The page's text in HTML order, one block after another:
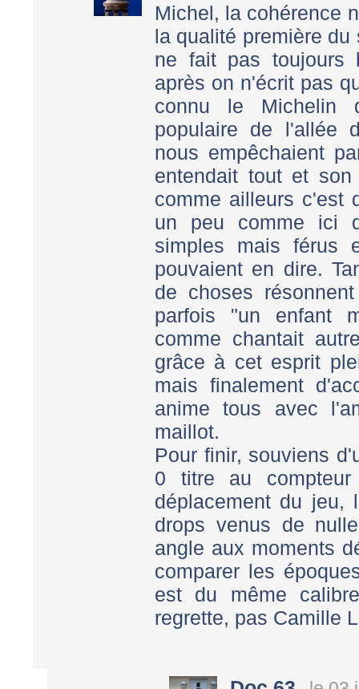
Michel, la cohérence
la qualité première
ne fait pas toujours
après on n'écrit pas
connu le Michelin
populaire de l'allée
nous empêchaient
entendait tout et
comme ailleurs c'est
un peu comme ici
simples mais férus
pouvaient en dire.
de choses
parfois "un enfant
comme chantait
grâce à cet esprit
mais finalement
anime tous avec
maillot.
Pour finir, souviens
0 titre au
déplacement du jeu,
drops venus de
angle aux moments
comparer les
est du même
regrette, pas Camille